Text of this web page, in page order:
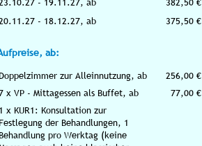
- 18.12.27, ab
375,50 €
ab:
Doppelzimmer zur Alleinnutzung, ab
256,00 €
x VP - Mittagessen als Buffet, ab
77,00 €
1 x KUR1: Konsultation zur
Festlegung der Behandlungen, 1
Behandlung pro Werktag (keine